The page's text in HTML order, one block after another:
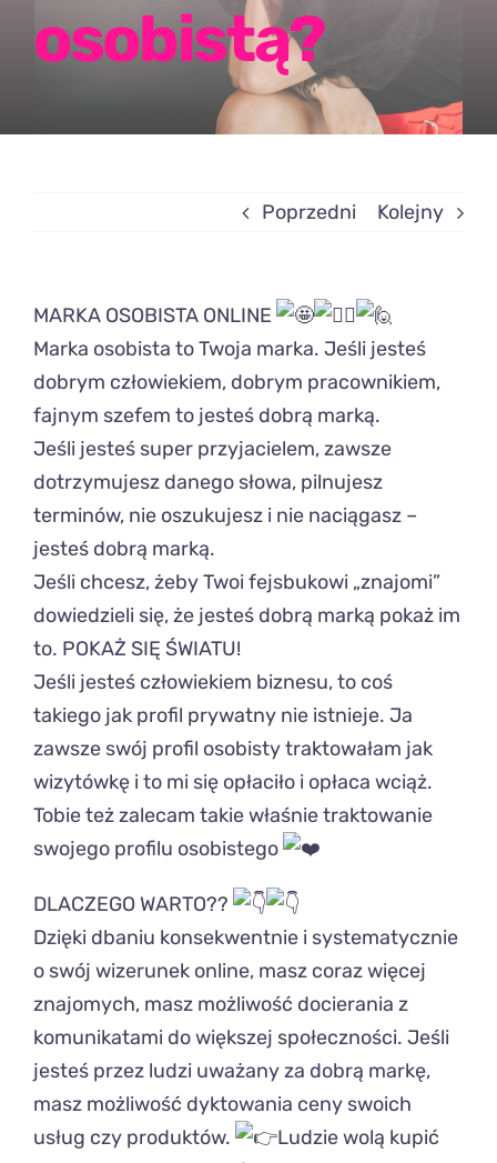
osobistą?
Poprzedni Kolejny
MARKA OSOBISTA ONLINE
Marka osobista to Twoja marka. Jeśli jesteś
dobrym człowiekiem, dobrym pracownikiem,
fajnym szefem to jesteś dobrą marką.
Jeśli jesteś super przyjacielem, zawsze
dotrzymujesz danego słowa, pilnujesz
terminów, nie oszukujesz i nie naciągasz –
jesteś dobrą marką.
Jeśli chcesz, żeby Twoi fejsbukowi „znajomi”
dowiedzieli się, że jesteś dobrą marką pokaż im
to. POKAŻ SIĘ ŚWIATU!
Jeśli jesteś człowiekiem biznesu, to coś
takiego jak profil prywatny nie istnieje. Ja
zawsze swój profil osobisty traktowałam jak
wizytówkę i to mi się opłaciło i opłaca wciąż.
Tobie też zalecam takie właśnie traktowanie
swojego profilu osobistego
DLACZEGO WARTO??
Dzięki dbaniu konsekwentnie i systematycznie
o swój wizerunek online, masz coraz więcej
znajomych, masz możliwość docierania z
komunikatami do większej społeczności. Jeśli
jesteś przez ludzi uważany za dobrą markę,
masz możliwość dyktowania ceny swoich
usług czy produktów.
Ludzie wolą kupić